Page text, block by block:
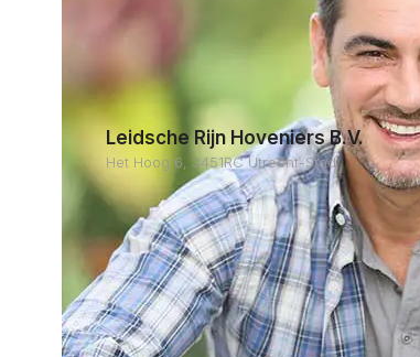
Leidsche Rijn Hoveniers B.V.
Het Hoog 6, 3451RC Utrecht-Stad